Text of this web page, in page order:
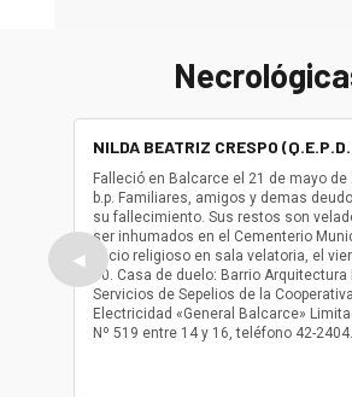
◀
NILDA BEATRIZ CRESPO
Falleció en Balcarce el 21 de mayo de
b.p. Familiares, amigos y demas
su fallecimiento. Sus restos son
ser inhumados en el Cementerio
oficio religioso en sala velatoria, el
10. Casa de duelo: Barrio Arquitectura
Servicios de Sepelios de la
Electricidad «General Balcarce»
Nº 519 entre 14 y 16, teléfono 42-2404.